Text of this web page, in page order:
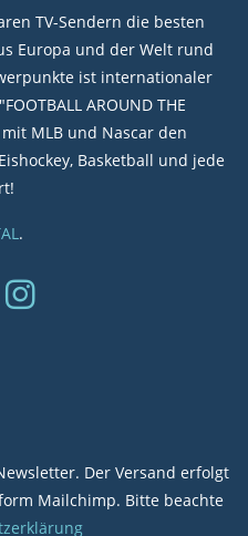
TV-Sendern die besten
Europa und der Welt rund
ist internationaler
AROUND THE
MLB und Nascar den
Basketball und jede
.
Der Versand erfolgt
Mailchimp. Bitte beachte